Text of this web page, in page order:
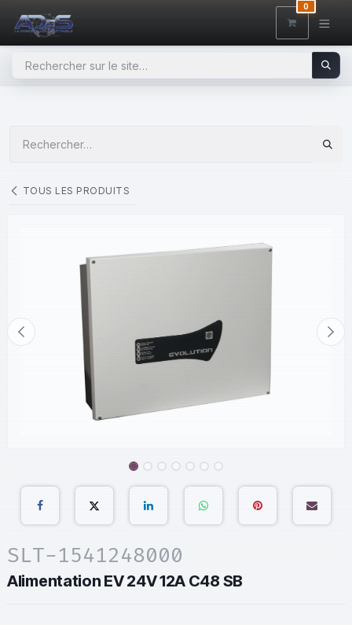
0
TOUS LES PRODUITS
SLT-1541248000
Alimentation EV 24V 12A C48 SB